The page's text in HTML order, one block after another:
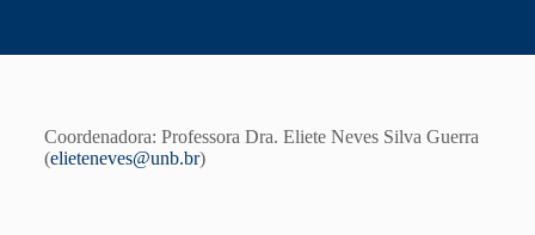
Coordenadora: Professora Dra. Eliete Neves Silva Guerra
(elieteneves@unb.br)